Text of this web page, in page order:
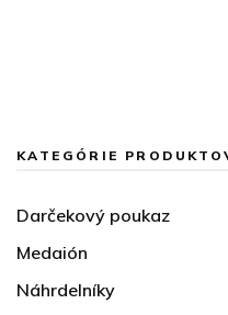
KATEGÓRIE
Darčekový poukaz
Medaión
Náhrdelníky